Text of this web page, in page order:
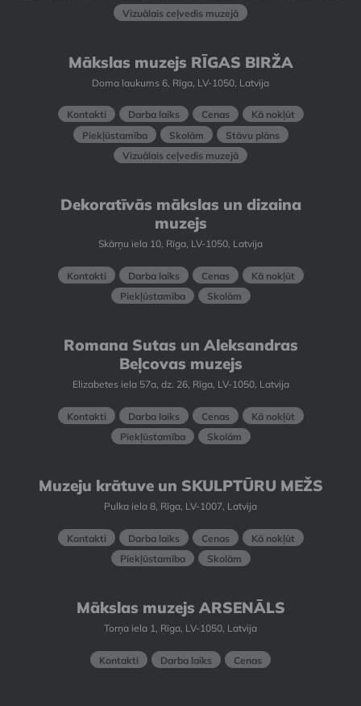
Vizuālais ceļvedis muzejā
Mākslas muzejs RĪGAS BIRŽA
Doma laukums 6, Rīga, LV-1050, Latvija
Kontakti Darba laiks Cenas
Kā nokļūt
Piekļūstamība
Skolām
Stāvu plāns
Vizuālais ceļvedis muzejā
Dekoratīvās mākslas un dizaina
muzejs
Skārņu iela 10, Rīga, LV-1050, Latvija
Kontakti Darba laiks Cenas
Kā nokļūt
Piekļūstamība
Skolām
Romana Sutas un Aleksandras
Beļcovas muzejs
Elizabetes iela 57a, dz. 26, Rīga, LV-1050, Latvija
Kontakti Darba laiks Cenas
Kā nokļūt
Piekļūstamība
Skolām
Muzeju krātuve un SKULPTŪRU MEŽS
Pulka iela 8, Rīga, LV-1007, Latvija
Kontakti Darba laiks Cenas
Kā nokļūt
Piekļūstamība
Skolām
Mākslas muzejs ARSENĀLS
Torņa iela 1, Rīga, LV-1050, Latvija
Kontakti Darba laiks Cenas